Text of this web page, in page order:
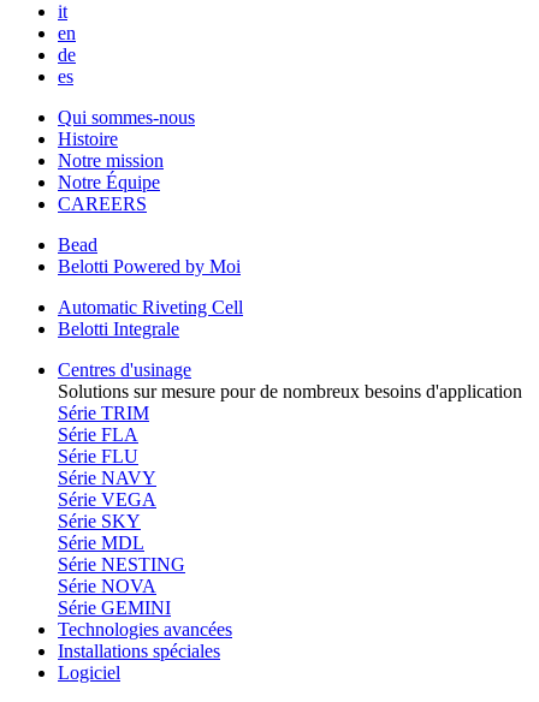
it
en
de
es
Qui sommes-nous
Histoire
Notre mission
Notre Équipe
CAREERS
Bead
Belotti Powered by Moi
Automatic Riveting Cell
Belotti Integrale
Centres d'usinage
Solutions sur mesure pour de nombreux besoins d'application
Série TRIM
Série FLA
Série FLU
Série NAVY
Série VEGA
Série SKY
Série MDL
Série NESTING
Série NOVA
Série GEMINI
Technologies avancées
Installations spéciales
Logiciel